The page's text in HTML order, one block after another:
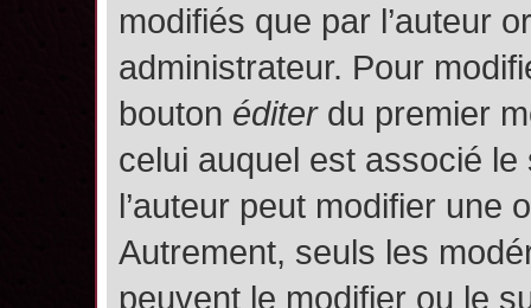
modifiés que par l’auteur
administrateur. Pour
bouton éditerdu premier
celui auquel est associé le
l’auteur peut modifier une
Autrement, seuls les
peuvent le modifier ou le